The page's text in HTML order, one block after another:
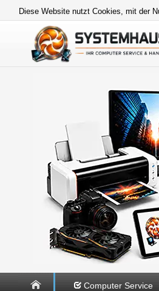
Diese Website nutzt Cookies, mit der
Computer Service